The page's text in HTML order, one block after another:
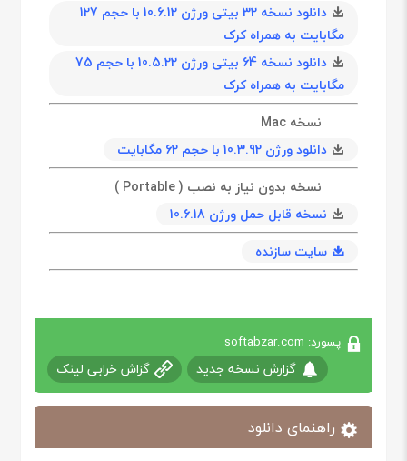
دانلود نسخه 32 بیتی ورژن 10.6.12 با حجم 127
مگابايت به همراه کرک
دانلود نسخه 64 بیتی ورژن 10.5.22 با حجم 75
مگابايت به همراه کرک
نسخه Mac
دانلود ورژن 10.3.92 با حجم 62 مگابايت
نسخه بدون نیاز به نصب ( Portable )
نسخه قابل حمل ورژن 10.6.18
سایت سازنده
پسورد: softabzar.com
گزارش نسخه جدید گزاش خرابی لینک
راهنمای دانلود